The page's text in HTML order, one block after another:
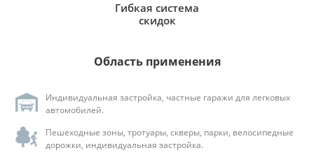
Гибкая система
скидок
Область применения
Индивидуальная застройка, частные гаражи для легковых
автомобилей.
Пешеходные зоны, тротуары, скверы, парки, велосипедные
дорожки, индивидуальная застройка.